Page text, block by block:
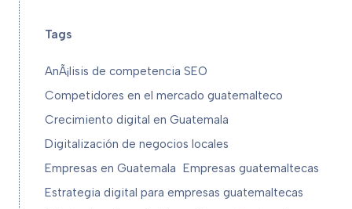
Tags
AnÃ¡lisis de competencia SEO
Competidores en el mercado guatemalteco
Crecimiento digital en Guatemala
Digitalización de negocios locales
Empresas en Guatemala Empresas guatemaltecas
Estrategia digital para empresas guatemaltecas